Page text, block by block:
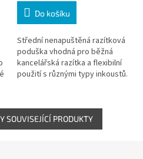
Do košíku
Střední nenapuštěná razítková
poduška vhodná pro běžná
kancelářská razítka a flexibilní
použití s různými typy inkoustů.
SOUVISEJÍCÍ PRODUKTY